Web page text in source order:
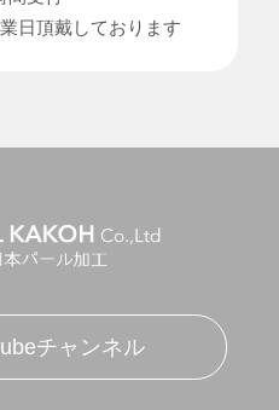
日頂戴しております
チャンネル